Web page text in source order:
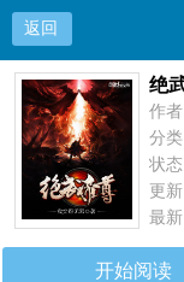
返回
绝
作
分
状
更
最新
开始阅读